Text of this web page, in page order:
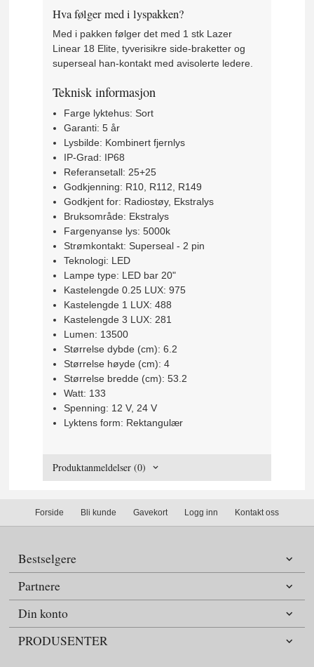
Hva følger med i lyspakken?
Med i pakken følger det med 1 stk Lazer
Linear 18 Elite, tyverisikre side-braketter og
superseal han-kontakt med avisolerte ledere.
Teknisk informasjon
Farge lyktehus: Sort
Garanti: 5 år
Lysbilde: Kombinert fjernlys
IP-Grad: IP68
Referansetall: 25+25
Godkjenning: R10, R112, R149
Godkjent for: Radiostøy, Ekstralys
Bruksområde: Ekstralys
Fargenyanse lys: 5000k
Strømkontakt: Superseal - 2 pin
Teknologi: LED
Lampe type: LED bar 20"
Kastelengde 0.25 LUX: 975
Kastelengde 1 LUX: 488
Kastelengde 3 LUX: 281
Lumen: 13500
Størrelse dybde (cm): 6.2
Størrelse høyde (cm): 4
Størrelse bredde (cm): 53.2
Watt: 133
Spenning: 12 V, 24 V
Lyktens form: Rektangulær
Produktanmeldelser (0)
Forside Bli kunde Gavekort Logg inn Kontakt oss
Bestselgere
Partnere
Din konto
PRODUSENTER